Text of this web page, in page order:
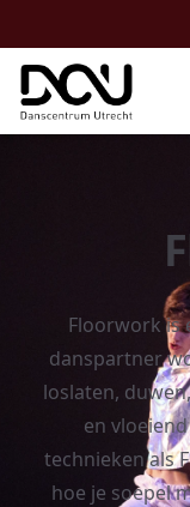
Floorwork is
danspartner
loslaten,
en
technieken als
hoe je soepel